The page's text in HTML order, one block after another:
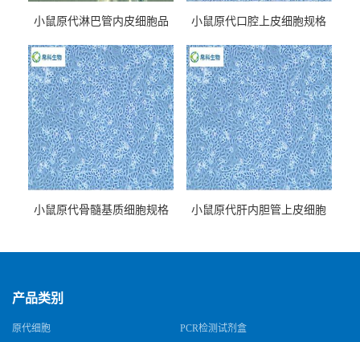
小鼠原代淋巴管内皮细胞品
小鼠原代口腔上皮细胞规格
小鼠原代骨髓基质细胞规格
小鼠原代肝内胆管上皮细胞
产品类别
原代细胞 PCR检测试剂盒